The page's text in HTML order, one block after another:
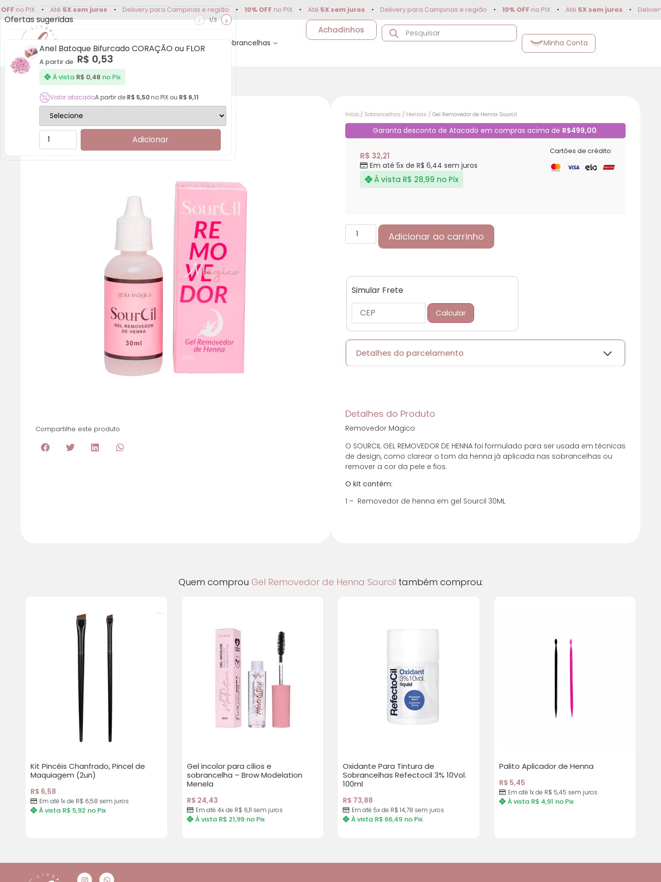
PIX • Até5X sem juros • Delivery para Campinas e região • 10% OFFno PIX • Até 5X sem juros • Delivery para Campinas e região • 10% OFFno PIX • Até 5X sem juros • Delivery
Extensão de Cílios Lash Lifting Sobrancelhas
Achadinhos
Minha Conta
Gel Removedor de Henna Sourcil
Compartilhe este produto
Início / Sobrancelhas / Hennas / Gel Removedor de Henna Sourcil
Garanta desconto de Atacado em compras acima de R$499,00.
Cartões de crédito:
R$ 32,21
Em até 5x de R$ 6,44 sem juros
À vista R$ 28,99 no Pix
Adicionar ao carrinho
Simular Frete
Calcular
Detalhes do parcelamento
1x deR$ 32,21sem juros R$32,21
2x de
3x deR$10,74 sem juros
Detalhes do Produto
Removedor Mágico
O SOURCIL GEL REMOVEDOR DE HENNA foi formulado para ser usada em técnicas
de design, como clarear o tom da henna já aplicada nas sobrancelhas ou
remover a cor da pele e fios.
O kit contém:
1 – Removedor de henna em gel Sourcil 30ML
Quem comprou Gel Removedor de Henna Sourcil também comprou:
Kit Pincéis Chanfrado, Pincel de
Maquiagem (2un)
R$ 6,58
Em até 1x de R$ 6,58 sem juros
À vista R$ 5,92 no Pix
Gel incolor para cílios e
sobrancelha – Brow Modelation
Menela
R$ 24,43
Em até 4x de R$ 6,11 sem juros
À vista R$ 21,99 no Pix
Oxidante Para Tintura de
Sobrancelhas Refectocil 3% 10Vol.
100ml
R$ 73,88
Em até 5x de R$ 14,78 sem juros
À vista R$ 66,49 no Pix
Palito Aplicador de Henna
R$ 5,45
Em até 1x de R$ 5,45 sem juros
À vista R$ 4,91 no Pix
Ofertas sugeridas < 1/3 >
Anel Batoque Bifurcado CORAÇÃO ou FLOR
A partir de R$ 0,53
À vista R$ 0,48 no Pix
Valor atacadoA partir de R$ 5,50no PIX ou R$ 6,11
Adicionar